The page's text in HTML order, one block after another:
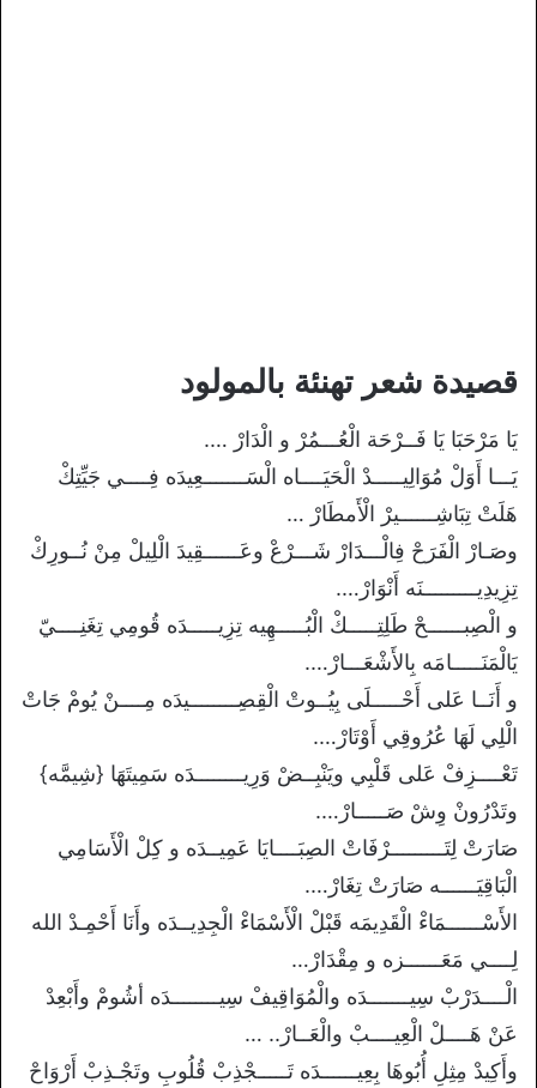
قصيدة شعر تهنئة بالمولود
يَا مَرْحَبَا يَا فَــرْحَة الْعُـــمُرْ و الْدَارْ ….
يَـــا أَوَلْ مُوَالِيـــــدْ الْحَيَــــاه الْسَـــــــعِيدَه فِــــي جَيِّتِكْ
هَلَتْ تِبَاشِــــــيرْ الْأَمطَارْ …
وصَـارْ الْفَرَحْ فِالْـــدَارْ شَـــرْعْ وعَــــــقِيدَ الْلِيلْ مِنْ نُــورِكْ
تِزِيدِيـــــــــنَه أَنْوَارْ….
و الْصِبــــــحْ طَلِتِـــــكْ الْبُـــــهِيه تِزِيـــــدَه قُومِي تِغَنِــــيّ
يَالْمَنَـــــامَه بِالأَشْعَـــارْ….
و أَنَــا عَلى أَحْـــــلَى بِيُــوتْ الْقِصِــــــــيدَه مِــــنْ يُومْ جَاتْ
الْلِي لَهَا عُرُوقِي أَوْتَارْ….
تَعْــــزِفْ عَلى قَلْبِي ويَنْبِــضْ وَرِيــــــــدَه سَمِيتَهَا {شِيمَّه}
وتَدْرُونْ وِشْ صَـــــارْ….
صَارَتْ لِتَـــــــــرْفَاتْ الصِبَــــايَا عَمِيــدَه و كِلْ الْأَسَامِي
الْبَاقِيَــــــه صَارَتْ تِغَارْ….
الأَسْــــــمَاءْ الْقَدِيمَه قَبْلْ الْأَسْمَاءْ الْجِدِيــدَه وأَنَا أَحْمِـدْ الله
لِــــي مَعَــــــزه و مِقْدَارْ…
الْــــدَرْبْ سِيـــــــدَه والْمُوَاقِيفْ سِيــــــــدَه أشُومْ وأَبْعِدْ
عَنْ هَــــلْ الْعِيــــبْ والْعَــارْ.. …
وأَكِيدْ مِثِلِ أُبُوهَا بِعِيــــــدَه تَـــــجْذِبْ قُلُوبِ وتَجْـذِبْ أَرْوَاحْ